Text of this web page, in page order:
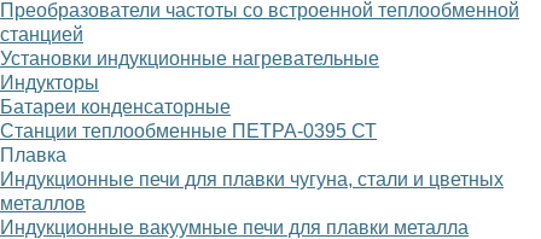
Преобразователи частоты со встроенной теплообменной
станцией
Установки индукционные нагревательные
Индукторы
Батареи конденсаторные
Станции теплообменные ПЕТРА-0395 СТ
Плавка
Индукционные печи для плавки чугуна, стали и цветных
металлов
Индукционные вакуумные печи для плавки металла